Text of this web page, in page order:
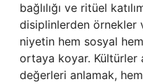
bağlılığı ve ritüel
disiplinlerden örnekler
niyetin hem sosyal
ortaya koyar. Kültürler
değerleri anlamak,